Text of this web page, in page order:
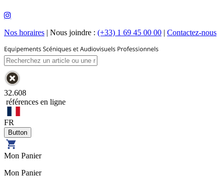
Nos horaires | Nous joindre : (+33) 1 69 45 00 00 | Contactez-nous
32.608
références en ligne
FR
Mon Panier
Mon Panier